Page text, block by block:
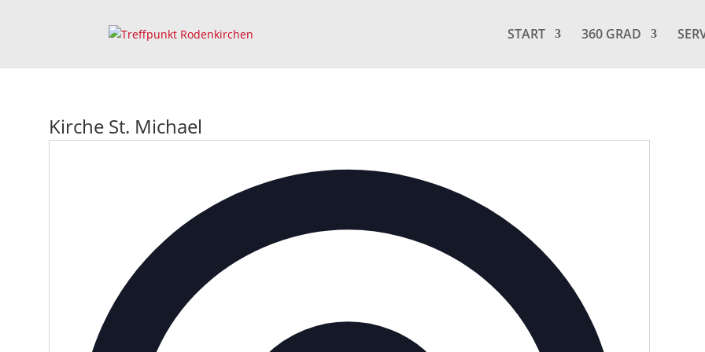
START 360 GRAD
Kirche St. Michael